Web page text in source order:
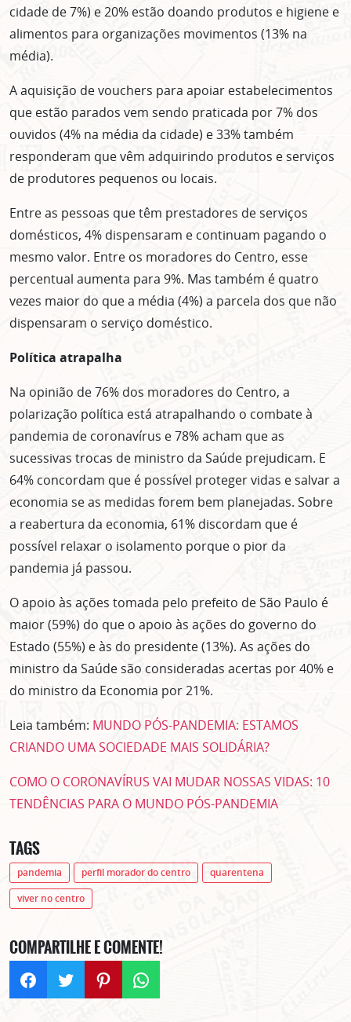
cidade de 7%) e 20% estão doando produtos e higiene e
alimentos para organizações movimentos (13% na
média).
A aquisição de vouchers para apoiar estabelecimentos
que estão parados vem sendo praticada por 7% dos
ouvidos (4% na média da cidade) e 33% também
responderam que vêm adquirindo produtos e serviços
de produtores pequenos ou locais.
Entre as pessoas que têm prestadores de serviços
domésticos, 4% dispensaram e continuam pagando o
mesmo valor. Entre os moradores do Centro, esse
percentual aumenta para 9%. Mas também é quatro
vezes maior do que a média (4%) a parcela dos que não
dispensaram o serviço doméstico.
Política atrapalha
Na opinião de 76% dos moradores do Centro, a
polarização política está atrapalhando o combate à
pandemia de coronavírus e 78% acham que as
sucessivas trocas de ministro da Saúde prejudicam. E
64% concordam que é possível proteger vidas e salvar a
economia se as medidas forem bem planejadas. Sobre
a reabertura da economia, 61% discordam que é
possível relaxar o isolamento porque o pior da
pandemia já passou.
O apoio às ações tomada pelo prefeito de São Paulo é
maior (59%) do que o apoio às ações do governo do
Estado (55%) e às do presidente (13%). As ações do
ministro da Saúde são consideradas acertas por 40% e
do ministro da Economia por 21%.
Leia também: MUNDO PÓS-PANDEMIA: ESTAMOS
CRIANDO UMA SOCIEDADE MAIS SOLIDÁRIA?
COMO O CORONAVÍRUS VAI MUDAR NOSSAS VIDAS: 10
TENDÊNCIAS PARA O MUNDO PÓS-PANDEMIA
TAGS
pandemia perfil morador do centro
quarentena
viver no centro
COMPARTILHE E COMENTE!
ASSINE GRATUITAMENTE
NOSSA NEWSLETTER!
Clique no botão abaixo para receber notícias sobre o
centro de São Paulo no seu email.
CLIQUE AQUI